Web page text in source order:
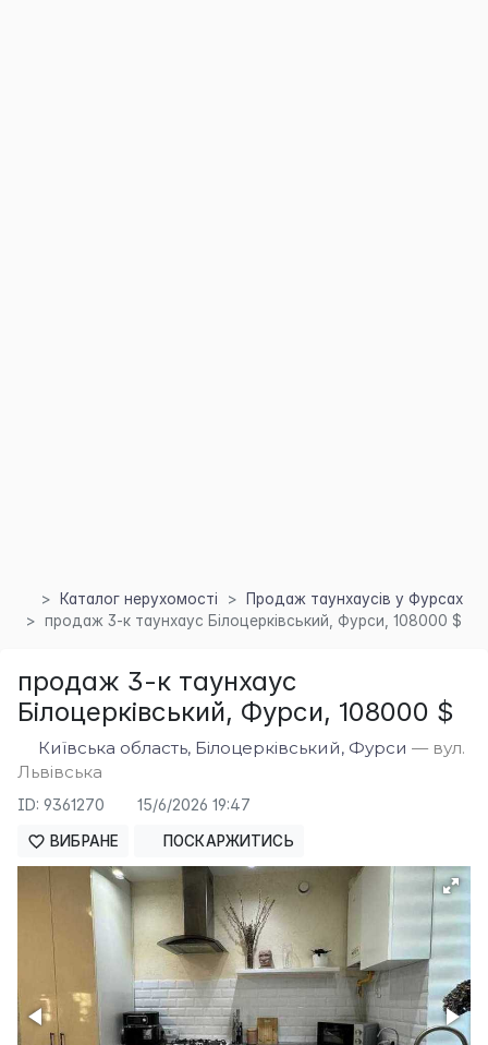
Каталог нерухомості
Продаж таунхаусів у Фурсах
продаж 3-к таунхаус Білоцерківський, Фурси, 108000 $
продаж 3-к таунхаус
Білоцерківський, Фурси, 108000 $
Київська область, Білоцерківський, Фурси — вул.
Львівська
ID: 9361270 15/6/2026 19:47
ВИБРАНЕ ПОСКАРЖИТИСЬ